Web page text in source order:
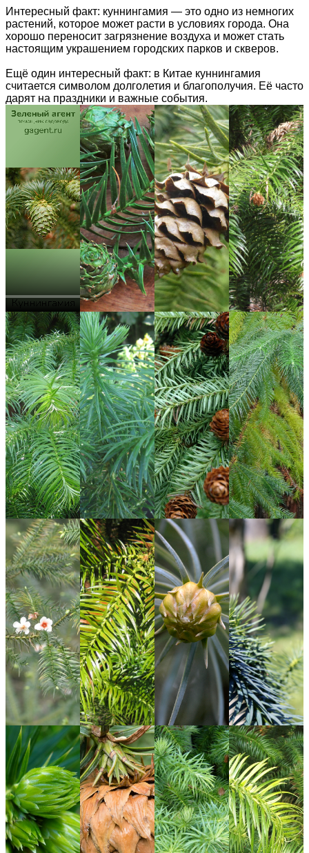
Интересный факт: куннингамия — это одно из немногих
растений, которое может расти в условиях города. Она
хорошо переносит загрязнение воздуха и может стать
настоящим украшением городских парков и скверов.
Ещё один интересный факт: в Китае куннингамия
считается символом долголетия и благополучия. Её часто
дарят на праздники и важные события.